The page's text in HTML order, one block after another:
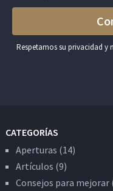
Respetamos su privacidad
CATEGORÍAS
Aperturas (14)
Artículos (9)
Consejos para mejorar